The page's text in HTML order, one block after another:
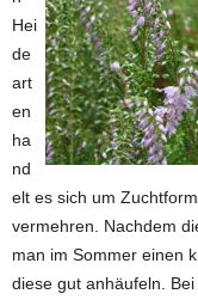
Hei
de
art
en
ha
nd
elt es sich um
vermehren. Nachdem
man im Sommer einen
diese gut anhäufeln.